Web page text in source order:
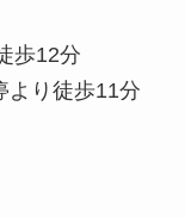
歩12分
より徒歩11分